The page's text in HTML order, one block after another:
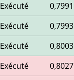
Exécuté 0,7991
Exécuté 0,7993
Exécuté 0,8003
Exécuté 0,8027